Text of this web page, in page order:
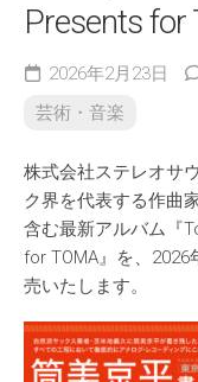
Presents for
2026年2月23日
芸術・音楽
株式会社ステレオサ
ク界を代表する作曲
含む最新アルバム『
for TOMA』を、
売いたします。